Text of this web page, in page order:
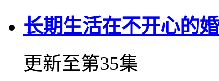
长期生活在不开心的
更新至第35集